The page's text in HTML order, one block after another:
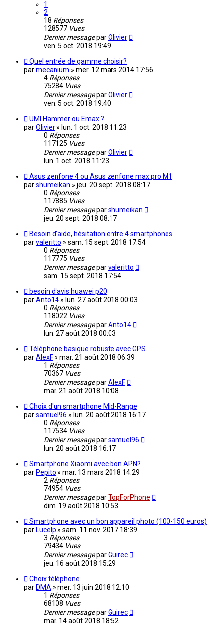
1
2
18 Réponses
128577 Vues
Dernier messageparOlivier
ven. 5 oct. 2018 19:49
Quel entrée de gamme choisir?
parmecanium » mer. 12 mars 2014 17:56
4 Réponses
75284 Vues
Dernier messageparOlivier
ven. 5 oct. 2018 19:40
UMI Hammer ou Emax ?
parOlivier » lun. 1 oct. 2018 11:23
0 Réponses
117125 Vues
Dernier messageparOlivier
lun. 1 oct. 2018 11:23
Asus zenfone 4 ou Asus zenfone max pro M1
parshumeikan » jeu. 20 sept. 2018 08:17
0 Réponses
117885 Vues
Dernier messageparshumeikan
jeu. 20 sept. 2018 08:17
Besoin d'aide, hésitation entre 4 smartphones
parvaleritto » sam. 15 sept. 2018 17:54
0 Réponses
117775 Vues
Dernier messageparvaleritto
sam. 15 sept. 2018 17:54
besoin d'avis huawei p20
parAnto14 » lun. 27 août 2018 00:03
0 Réponses
118022 Vues
Dernier messageparAnto14
lun. 27 août 2018 00:03
Téléphone basique robuste avec GPS
parAlexF » mar. 21 août 2018 06:39
1 Réponses
70367 Vues
Dernier messageparAlexF
mar. 21 août 2018 10:08
Choix d'un smartphone Mid-Range
parsamuel96 » lun. 20 août 2018 16:17
0 Réponses
117534 Vues
Dernier messageparsamuel96
lun. 20 août 2018 16:17
Smartphone Xiaomi avec bon APN?
par Pepito » mar. 13 mars 2018 14:29
2 Réponses
74954 Vues
Dernier messageparTopForPhone
dim. 19 août 2018 10:53
Smartphone avec un bon appareil photo (100-150 euros)
par Lucelp » sam. 11 nov. 2017 18:39
3 Réponses
79434 Vues
Dernier messageparGuirec
jeu. 16 août 2018 15:29
Choix téléphone
par DMA » mer. 13 juin 2018 12:10
1 Réponses
68108 Vues
Dernier messageparGuirec
mar. 14 août 2018 18:52